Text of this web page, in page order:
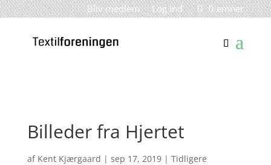
Bliv medlem Log ind 0 emner
Billeder fra Hjertet
af Kent Kjærgaard | sep 17, 2019| Tidligere